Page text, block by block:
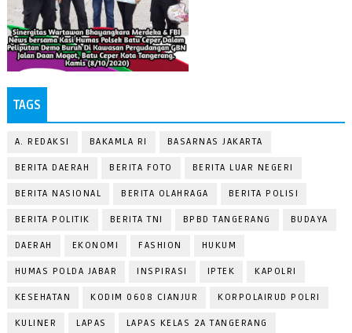
TAGS
A. REDAKSI BAKAMLA RI BASARNAS JAKARTA
BERITA DAERAH BERITA FOTO BERITA LUAR NEGERI
BERITA NASIONAL BERITA OLAHRAGA BERITA POLISI
BERITA POLITIK BERITA TNI BPBD TANGERANG BUDAYA
DAERAH EKONOMI FASHION HUKUM
HUMAS POLDA JABAR INSPIRASI IPTEK KAPOLRI
KESEHATAN KODIM 0608 CIANJUR KORPOLAIRUD POLRI
KULINER LAPAS LAPAS KELAS 2A TANGERANG